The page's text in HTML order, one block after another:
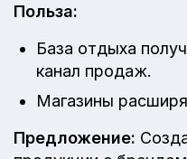
Польза:
База отдыха
канал продаж.
Магазины
Предложение: